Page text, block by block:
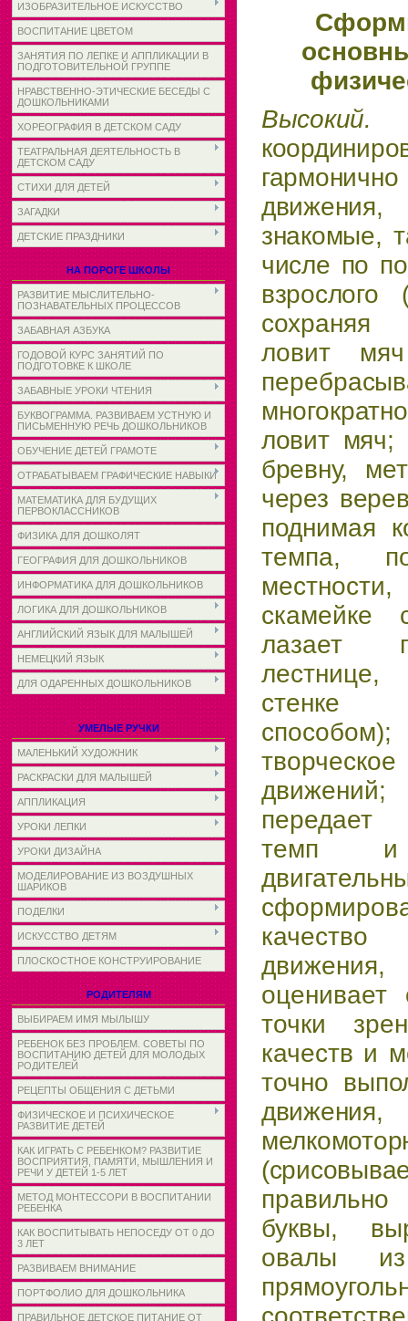
ИЗОБРАЗИТЕЛЬНОЕ ИСКУССТВО
ВОСПИТАНИЕ ЦВЕТОМ
ЗАНЯТИЯ ПО ЛЕПКЕ И АППЛИКАЦИИ В
ПОДГОТОВИТЕЛЬНОЙ ГРУППЕ
НРАВСТВЕННО-ЭТИЧЕСКИЕ БЕСЕДЫ С
ДОШКОЛЬНИКАМИ
ХОРЕОГРАФИЯ В ДЕТСКОМ САДУ
ТЕАТРАЛЬНАЯ ДЕЯТЕЛЬНОСТЬ В
ДЕТСКОМ САДУ
СТИХИ ДЛЯ ДЕТЕЙ
ЗАГАДКИ
ДЕТСКИЕ ПРАЗДНИКИ
НА ПОРОГЕ ШКОЛЫ
РАЗВИТИЕ МЫСЛИТЕЛЬНО-
ПОЗНАВАТЕЛЬНЫХ ПРОЦЕССОВ
ЗАБАВНАЯ АЗБУКА
ГОДОВОЙ КУРС ЗАНЯТИЙ ПО
ПОДГОТОВКЕ К ШКОЛЕ
ЗАБАВНЫЕ УРОКИ ЧТЕНИЯ
БУКВОГРАММА. РАЗВИВАЕМ УСТНУЮ И
ПИСЬМЕННУЮ РЕЧЬ ДОШКОЛЬНИКОВ
ОБУЧЕНИЕ ДЕТЕЙ ГРАМОТЕ
ОТРАБАТЫВАЕМ ГРАФИЧЕСКИЕ НАВЫКИ
МАТЕМАТИКА ДЛЯ БУДУЩИХ
ПЕРВОКЛАССНИКОВ
ФИЗИКА ДЛЯ ДОШКОЛЯТ
ГЕОГРАФИЯ ДЛЯ ДОШКОЛЬНИКОВ
ИНФОРМАТИКА ДЛЯ ДОШКОЛЬНИКОВ
ЛОГИКА ДЛЯ ДОШКОЛЬНИКОВ
АНГЛИЙСКИЙ ЯЗЫК ДЛЯ МАЛЫШЕЙ
НЕМЕЦКИЙ ЯЗЫК
ДЛЯ ОДАРЕННЫХ ДОШКОЛЬНИКОВ
УМЕЛЫЕ РУЧКИ
МАЛЕНЬКИЙ ХУДОЖНИК
РАСКРАСКИ ДЛЯ МАЛЫШЕЙ
АППЛИКАЦИЯ
УРОКИ ЛЕПКИ
УРОКИ ДИЗАЙНА
МОДЕЛИРОВАНИЕ ИЗ ВОЗДУШНЫХ
ШАРИКОВ
ПОДЕЛКИ
ИСКУССТВО ДЕТЯМ
ПЛОСКОСТНОЕ КОНСТРУИРОВАНИЕ
РОДИТЕЛЯМ
ВЫБИРАЕМ ИМЯ МЫЛЫШУ
РЕБЕНОК БЕЗ ПРОБЛЕМ. СОВЕТЫ ПО
ВОСПИТАНИЮ ДЕТЕЙ ДЛЯ МОЛОДЫХ
РОДИТЕЛЕЙ
РЕЦЕПТЫ ОБЩЕНИЯ С ДЕТЬМИ
ФИЗИЧЕСКОЕ И ПСИХИЧЕСКОЕ
РАЗВИТИЕ ДЕТЕЙ
КАК ИГРАТЬ С РЕБЕНКОМ? РАЗВИТИЕ
ВОСПРИЯТИЯ, ПАМЯТИ, МЫШЛЕНИЯ И
РЕЧИ У ДЕТЕЙ 1-5 ЛЕТ
МЕТОД МОНТЕССОРИ В ВОСПИТАНИИ
РЕБЕНКА
КАК ВОСПИТЫВАТЬ НЕПОСЕДУ ОТ 0 ДО
3 ЛЕТ
РАЗВИВАЕМ ВНИМАНИЕ
ПОРТФОЛИО ДЛЯ ДОШКОЛЬНИКА
ПРАВИЛЬНОЕ ДЕТСКОЕ ПИТАНИЕ ОТ
знакомые,
числе по
взрослого
сохра­няя
ловит
ловит мяч;
бревну,
через
под­нимая
темпа,
местности,
лазает
лестнице,
стенке
передает
темп и
точки
качеств и
точно вы­
буквы,
овалы